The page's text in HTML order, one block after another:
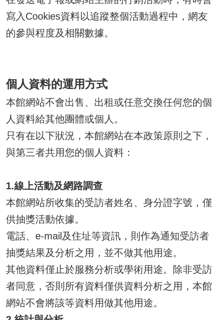
寫入Cookies資料以追蹤整個活動過程中，網友
的參與程度及相關數據。
個人資料的運用方式
本館網站不會出售、出租或任意交換任何您的個
人資料給其他團體或個人。
只有在以下狀況，本館網站在本政策原則之下，
與第三者共用您的個人資料：
1.線上活動及網路調查
本館網站所收集的受訪者姓名、身分證字號，僅
供抽獎活動依據。
電話、e-mail及住址等資訊，則作為通知受訪者
抽獎結果及分析之用，並不做其他用途。
其他資料僅止於服務分析或學術用途。除非受訪
者同意，否則所有資料僅供資料分析之用，本館
網站不會將該等資料用做其他用途。